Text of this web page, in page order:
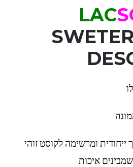
S
ומרשימה לקוסט זוהי
איכות